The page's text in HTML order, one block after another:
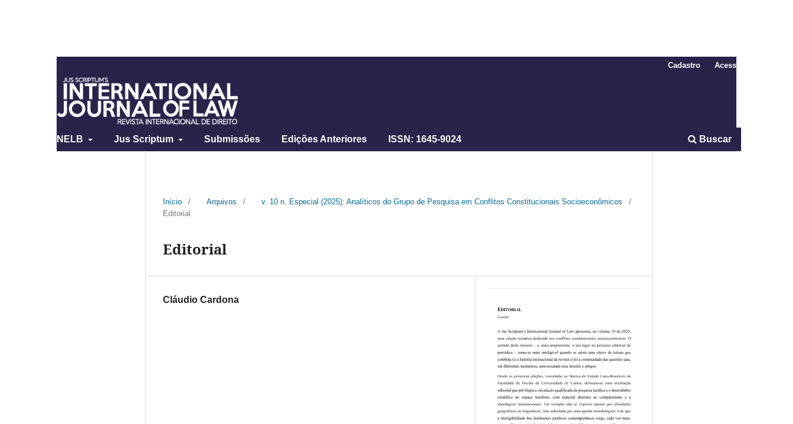
NELB Jus Scriptum Submissões Edições Anteriores ISSN: 1645-9024 Buscar
Cadastro Acesso
Início / Arquivos / v. 10 n. Especial (2025): Analíticos do Grupo de Pesquisa em Conflitos Constitucionais Socioeconômicos
/
Editorial
Editorial
Cláudio Cardona